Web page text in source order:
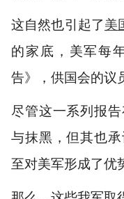
这自然也引起了美
的家底，美军每
告》，供国会的议
尽管这一系列报
与抹黑，但其也
至对美军形成了优